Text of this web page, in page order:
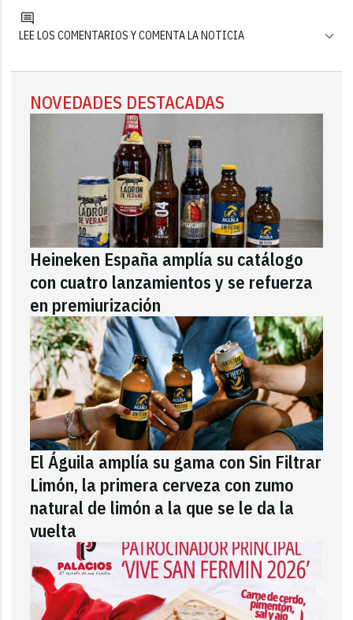
LEE LOS COMENTARIOS Y COMENTA LA NOTICIA
NOVEDADES DESTACADAS
Heineken España amplía su catálogo
con cuatro lanzamientos y se refuerza
en premiurización
El Águila amplía su gama con Sin Filtrar
Limón, la primera cerveza con zumo
natural de limón a la que se le da la
vuelta